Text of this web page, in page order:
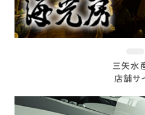
三矢水
店舗サ